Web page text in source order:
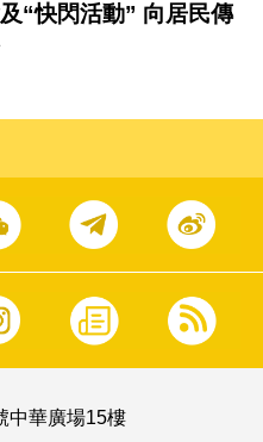
“快閃活動” 向居民傳
中華廣場15樓